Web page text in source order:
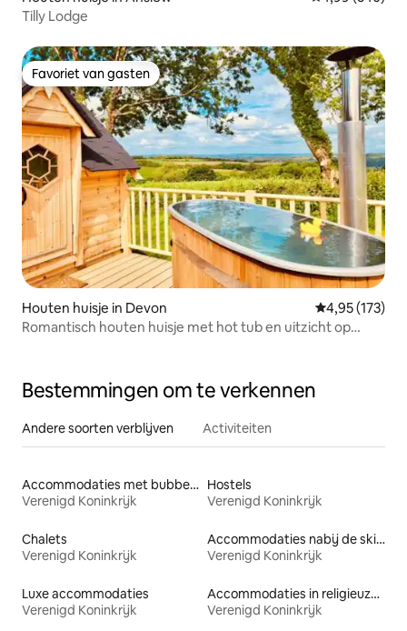
Tilly Lodge
Favoriet van gasten
Favoriet van gasten
Houten huisje in Devon Gemiddelde
4,95 (173)
Romantisch houten huisje met hot tub en uitzicht op
Bestemmingen om te verkennen
Andere soorten verblijven Activiteiten
Accommodaties met bubbelbad
Verenigd Koninkrijk
Hostels
Verenigd Koninkrijk
Chalets
Verenigd Koninkrijk
Accommodaties nabij de skipiste
Verenigd Koninkrijk
Luxe accommodaties
Verenigd Koninkrijk
Accommodaties in religieuze gebouwen
Verenigd Koninkrijk